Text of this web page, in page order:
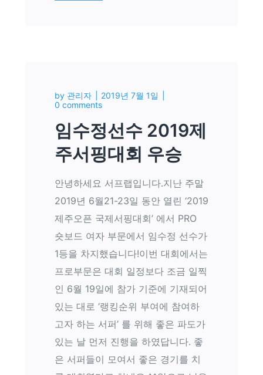
by 관리자
2019년 7월 1일
0 comments
임수정선수 2019제
주서핑대회 우승
안녕하세요 서프랩입니다.지난 주말
2019년 6월21-23일 동안 열린 ‘2019
제주오픈 국제서핑대회’ 에서 PRO
숏보드 여자 부문에서 임수정 선수가
1등을 차지했습니다!이번 대회에서는
프로부문은 대회 일정보다 조금 일찍
인 6월 19일에 참가 기준에 기재되어
있는 대로 ‘랭킹순위 부여에 참여하
고자 하는 서퍼’ 를 위해 좋은 파도가
있는 날 먼저 진행을 하였답니다. 좋
은 서퍼들이 모여서 좋은 경기를 치